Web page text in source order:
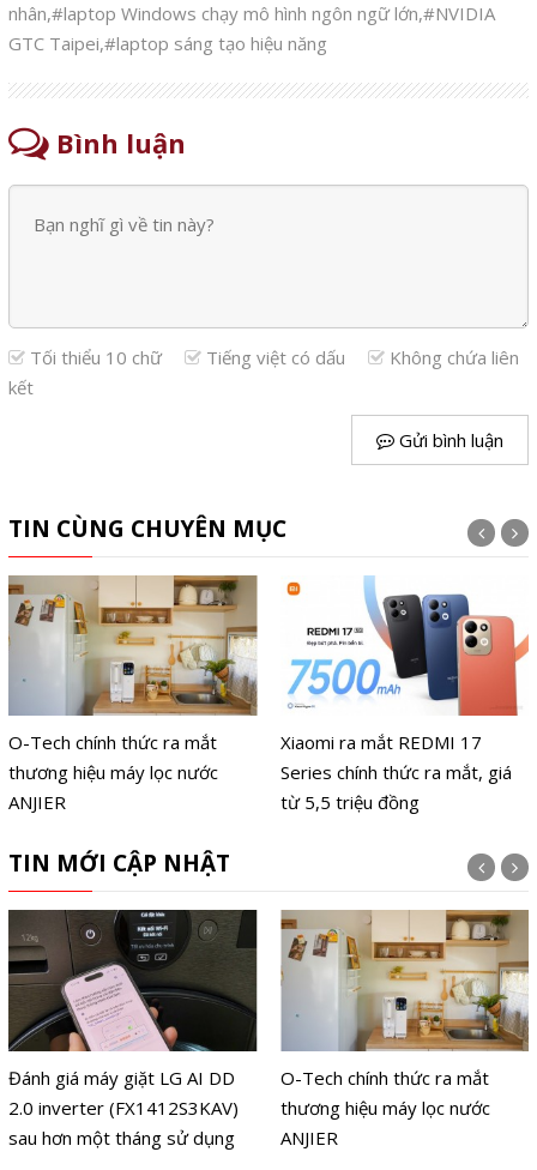
nhân,#laptop Windows chạy mô hình ngôn ngữ lớn,#NVIDIA
GTC Taipei,#laptop sáng tạo hiệu năng
Bình luận
Tối thiểu 10 chữ Tiếng việt có dấu
Không chứa liên
kết
Gửi bình luận
TIN CÙNG CHUYÊN MỤC
O-Tech chính thức ra mắt
thương hiệu máy lọc nước
ANJIER
Xiaomi ra mắt REDMI 17
Series chính thức ra mắt, giá
từ 5,5 triệu đồng
TIN MỚI CẬP NHẬT
Đánh giá máy giặt LG AI DD
2.0 inverter (FX1412S3KAV)
sau hơn một tháng sử dụng
O-Tech chính thức ra mắt
thương hiệu máy lọc nước
ANJIER